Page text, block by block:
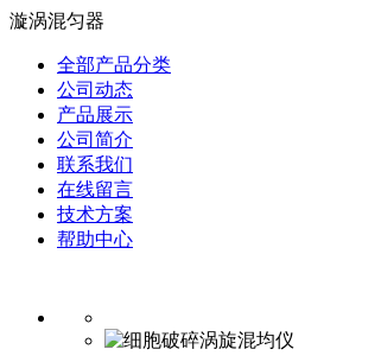
漩涡混匀器
全部产品分类
公司动态
产品展示
公司简介
联系我们
在线留言
技术方案
帮助中心